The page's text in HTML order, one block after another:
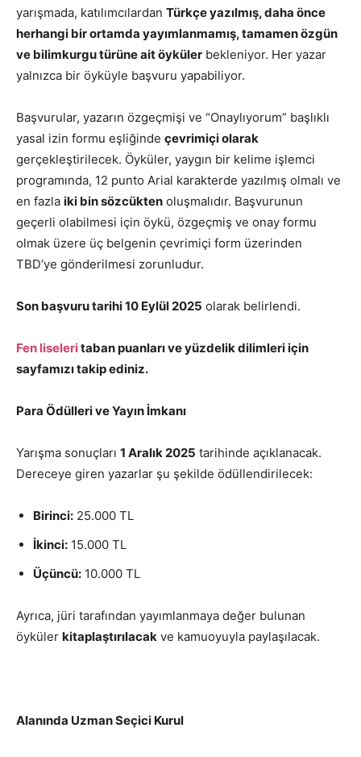
yarışmada, katılımcılardan Türkçe yazılmış, daha önce
herhangi bir ortamda yayımlanmamış, tamamen özgün
ve bilimkurgu türüne ait öyküler bekleniyor. Her yazar
yalnızca bir öyküyle başvuru yapabiliyor.
Başvurular, yazarın özgeçmişi ve “Onaylıyorum” başlıklı
yasal izin formu eşliğinde çevrimiçi olarak
gerçekleştirilecek. Öyküler, yaygın bir kelime işlemci
programında, 12 punto Arial karakterde yazılmış olmalı ve
en fazla iki bin sözcükten oluşmalıdır. Başvurunun
geçerli olabilmesi için öykü, özgeçmiş ve onay formu
olmak üzere üç belgenin çevrimiçi form üzerinden
TBD’ye gönderilmesi zorunludur.
Son başvuru tarihi 10 Eylül 2025 olarak belirlendi.
Fen liseleritaban puanları ve yüzdelik dilimleri için
sayfamızı takip ediniz.
Para Ödülleri ve Yayın İmkanı
Yarışma sonuçları 1 Aralık 2025 tarihinde açıklanacak.
Dereceye giren yazarlar şu şekilde ödüllendirilecek:
Birinci: 25.000 TL
İkinci: 15.000 TL
Üçüncü: 10.000 TL
Ayrıca, jüri tarafından yayımlanmaya değer bulunan
öyküler kitaplaştırılacak ve kamuoyuyla paylaşılacak.
Alanında Uzman Seçici Kurul